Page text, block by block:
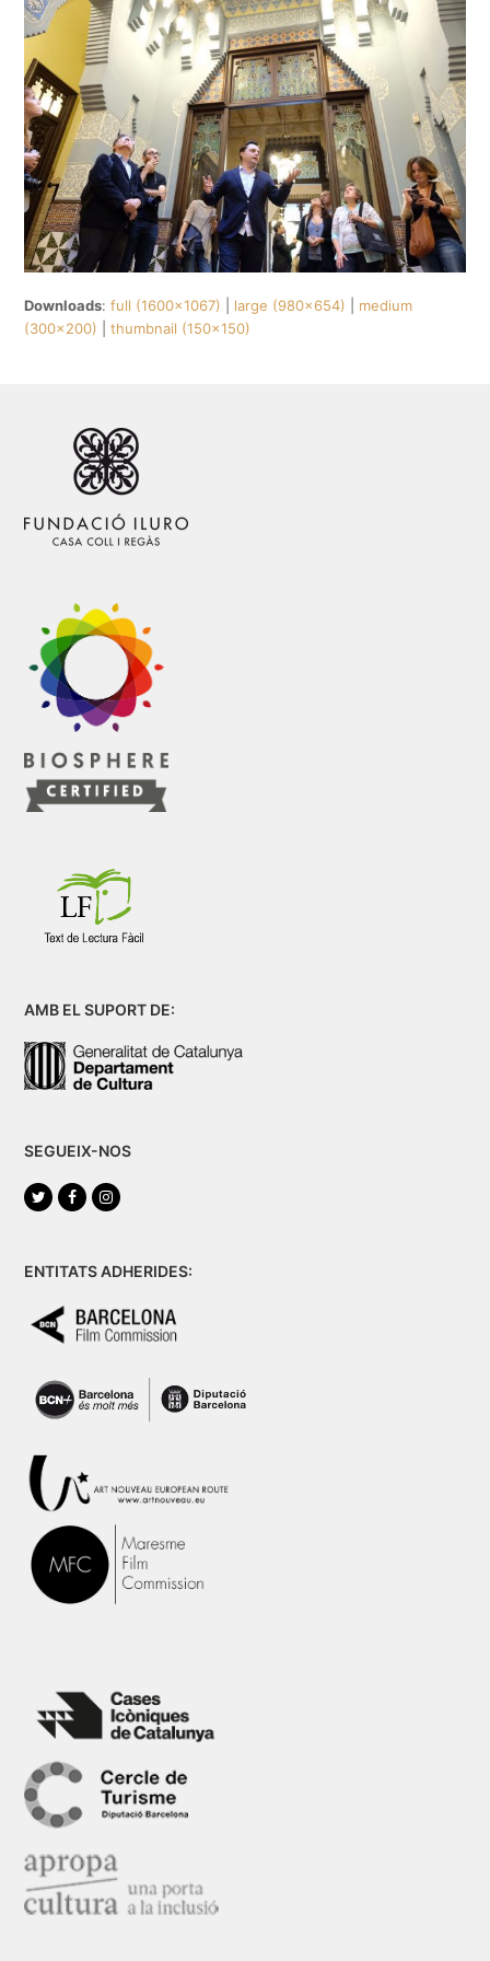
Downloads:full (1600x1067) large (980x654)
medium
(300x200) |thumbnail (150x150)
AMB EL SUPORT DE:
SEGUEIX-NOS
TwitterFacebookInstagram
ENTITATS ADHERIDES: